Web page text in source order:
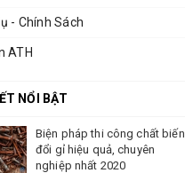
- Chính Sách
ATH
NỔI BẬT
Biện pháp thi công chất biến
đổi gỉ hiệu quả, chuyên
nghiệp nhất 2020